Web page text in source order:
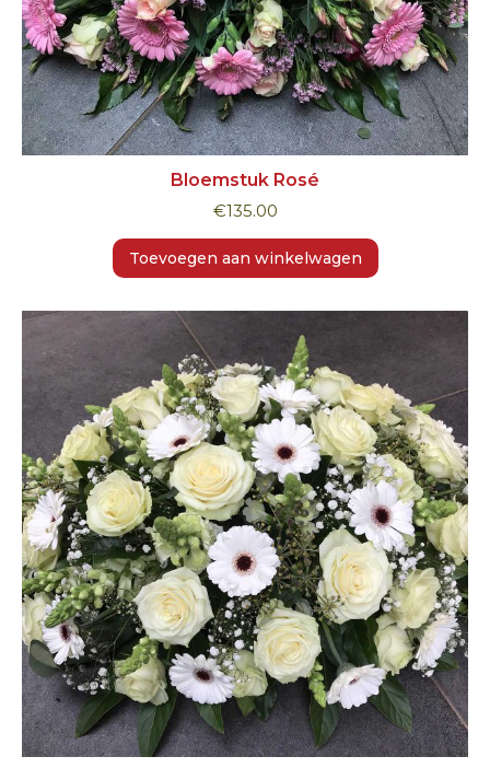
Bloemstuk Rosé
€135.00
Toevoegen aan winkelwagen